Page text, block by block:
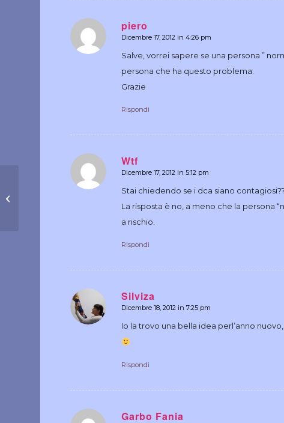
piero
dice:
Dicembre 17, 2012 in 4:26 pm
Salve, vorrei sapere se una persona ”
persona che ha questo problema.
Grazie
Rispondi
Wtf
dice:
Dicembre 17, 2012 in 5:12 pm
Stai chiedendo se i dca siano contagiosi??
La risposta è no, a meno che la persona
a rischio.
Rispondi
Silviza
dice:
Dicembre 18, 2012 in 7:25 pm
Io la trovo una bella idea perl’anno
Rispondi
Garbo Fania
La piazzetta del mese di